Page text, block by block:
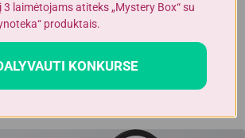
gėrimus gali įsigyti tik asmenys,
3 laimėtojams atiteks „Mystery Box“ su
produktais.
KONKURSE